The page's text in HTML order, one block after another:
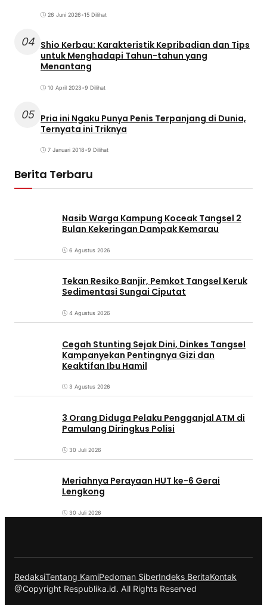
26 Juni 2026•15 Dilihat
04 Shio Kerbau: Karakteristik Kepribadian dan Tips
untuk Menghadapi Tahun-tahun yang
Menantang
10 April 2023•9 Dilihat
05 Pria ini Ngaku Punya Penis Terpanjang di Dunia,
Ternyata ini Triknya
7 Januari 2018•9 Dilihat
Berita Terbaru
Nasib Warga Kampung Koceak Tangsel 2
Bulan Kekeringan Dampak Kemarau
6 Agustus 2026
Tekan Resiko Banjir, Pemkot Tangsel Keruk
Sedimentasi Sungai Ciputat
4 Agustus 2026
Cegah Stunting Sejak Dini, Dinkes Tangsel
Kampanyekan Pentingnya Gizi dan
Keaktifan Ibu Hamil
3 Agustus 2026
3 Orang Diduga Pelaku Pengganjal ATM di
Pamulang Diringkus Polisi
30 Juli 2026
Meriahnya Perayaan HUT ke-6 Gerai
Lengkong
30 Juli 2026
RedaksiTentang KamiPedoman SiberIndeks BeritaKontak
@Copyright Respublika.id. All Rights Reserved